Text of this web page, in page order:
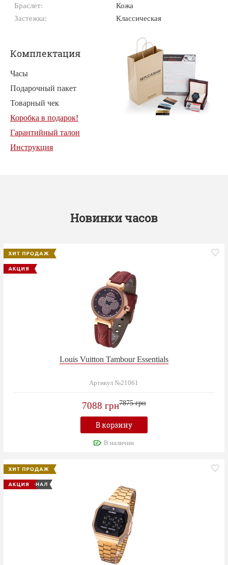
Браслет:
Кожа
Застежка:
Классическая
Комплектация
Часы
Подарочный пакет
Товарный чек
Коробка в подарок!
Гарантийный талон
Инструкция
Новинки часов
Louis Vuitton Tambour Essentials
Артикул №21061
7088 грн7875 грн
В корзину
В наличии